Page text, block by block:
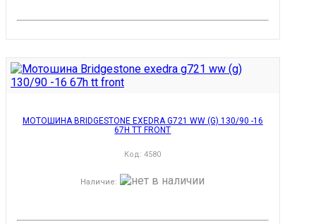
МОТОШИНА BRIDGESTONE EXEDRA G721 WW (G) 130/90 -16
67H TT FRONT
Код:4580
Наличие: